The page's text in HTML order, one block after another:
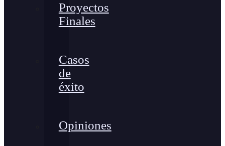
Proyectos
Finales
Casos
de
éxito
Opiniones